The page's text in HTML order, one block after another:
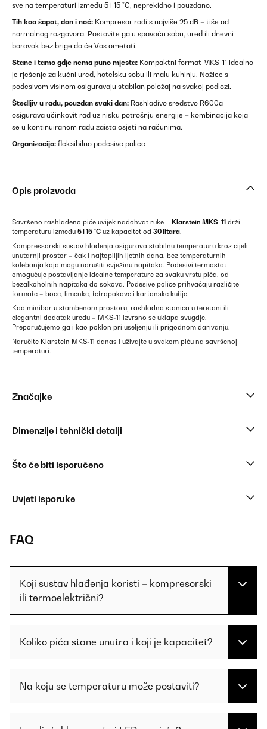
sve na temperaturi između 5 i 15 °C, neprekidno i pouzdano.
Tih kao šapat, dan i noć: Kompresor radi s najviše 25 dB – tiše od
normalnog razgovora. Postavite ga u spavaću sobu, ured ili dnevni
boravak bez brige da će Vas ometati.
Stane i tamo gdje nema puno mjesta: Kompaktni format MKS-11 idealno
je rješenje za kućni ured, hotelsku sobu ili malu kuhinju. Nožice s
podesivom visinom osiguravaju stabilan položaj na svakoj podlozi.
Štedljiv u radu, pouzdan svaki dan: Rashladivo sredstvo R600a
osigurava učinkovit rad uz nisku potrošnju energije – kombinacija koja
se u kontinuiranom radu zaista osjeti na računima.
Organizacija: fleksibilno podesive police
Opis proizvoda
Savršeno rashladeno piće uvijek nadohvat ruke – Klarstein MKS-11 drži
temperaturu između 5 i 15 °C uz kapacitet od 30 litara.
Kompressorski sustav hlađenja osigurava stabilnu temperaturu kroz cijeli
unutarnji prostor – čak i najtoplijih ljetnih dana, bez temperaturnih
kolebanja koja mogu narušiti svježinu napitaka. Podesivi termostat
omogućuje postavljanje idealne temperature za svaku vrstu pića, od
bezalkoholnih napitaka do sokova. Podesive police prihvaćaju različite
formate – boce, limenke, tetrapakove i kartonske kutije.
Kao minibar u stambenom prostoru, rashladna stanica u teretani ili
elegantni dodatak uredu – MKS-11 izvrsno se uklapa svugdje.
Preporučujemo ga i kao poklon pri useljenju ili prigodnom darivanju.
Naručite Klarstein MKS-11 danas i uživajte u svakom piću na savršenoj
temperaturi.
Značajke
Dimenzije i tehnički detalji
Što će biti isporučeno
Uvjeti isporuke
FAQ
Koji sustav hlađenja koristi – kompresorski
ili termoelektrični?
Koliko pića stane unutra i koji je kapacitet?
Na koju se temperaturu može postaviti?